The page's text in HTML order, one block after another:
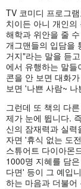
TV 코미디 프로그
치이든 아니 개인
해학과 위안을 줄
개그맨들의 입담을
거지"라는 말을 듣
에서 유행하는 말들
콘을 안 보면 대화
보면 '나쁜 사람~
그런데 또 책의 다
제가 눈에 뜁니다.
신의 잠재력과 실
자면 '휴식 없는 도
스튜어트 다이아몬
1000명 지혜를 담
다면' 등이 그 예입
하는 마음과 더불어